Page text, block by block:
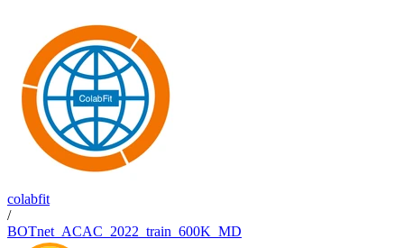
colabfit
/
BOTnet_ACAC_2022_train_600K_MD